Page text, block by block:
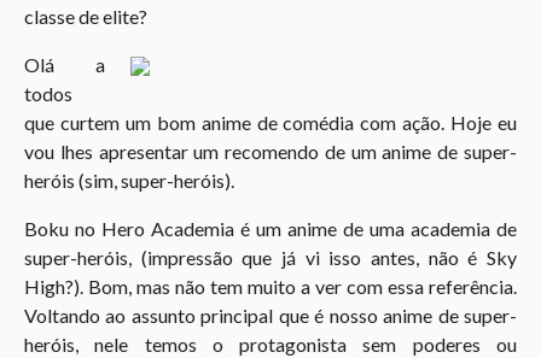
classe de elite?
Olá a
todos
que curtem um bom anime de comédia com ação. Hoje eu
vou lhes apresentar um recomendo de um anime de super-
heróis (sim, super-heróis).
Boku no Hero Academia é um anime de uma academia de
super-heróis, (impressão que já vi isso antes, não é Sky
High?). Bom, mas não tem muito a ver com essa referência.
Voltando ao assunto principal que é nosso anime de super-
heróis, nele temos o protagonista sem poderes ou